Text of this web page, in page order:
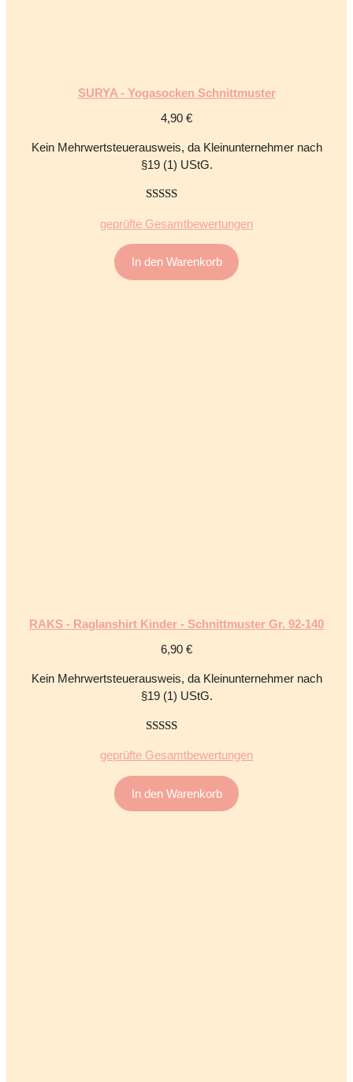
SURYA - Yogasocken Schnittmuster
4,90 €
Kein Mehrwertsteuerausweis, da Kleinunternehmer nach
§19 (1) UStG.
geprüfte Gesamtbewertungen
In den Warenkorb
RAKS - Raglanshirt Kinder - Schnittmuster Gr. 92-140
6,90 €
Kein Mehrwertsteuerausweis, da Kleinunternehmer nach
§19 (1) UStG.
geprüfte Gesamtbewertungen
In den Warenkorb